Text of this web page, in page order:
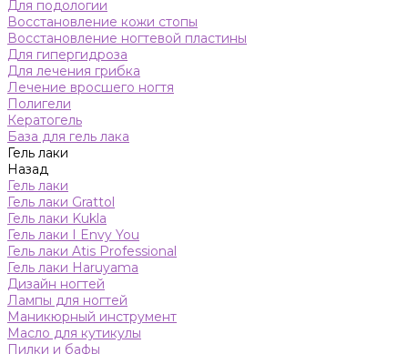
Для подологии
Восстановление кожи стопы
Восстановление ногтевой пластины
Для гипергидроза
Для лечения грибка
Лечение вросшего ногтя
Полигели
Кератогель
База для гель лака
Гель лаки
Назад
Гель лаки
Гель лаки Grattol
Гель лаки Kukla
Гель лаки I Envy You
Гель лаки Atis Professional
Гель лаки Haruyama
Дизайн ногтей
Лампы для ногтей
Маникюрный инструмент
Масло для кутикулы
Пилки и бафы